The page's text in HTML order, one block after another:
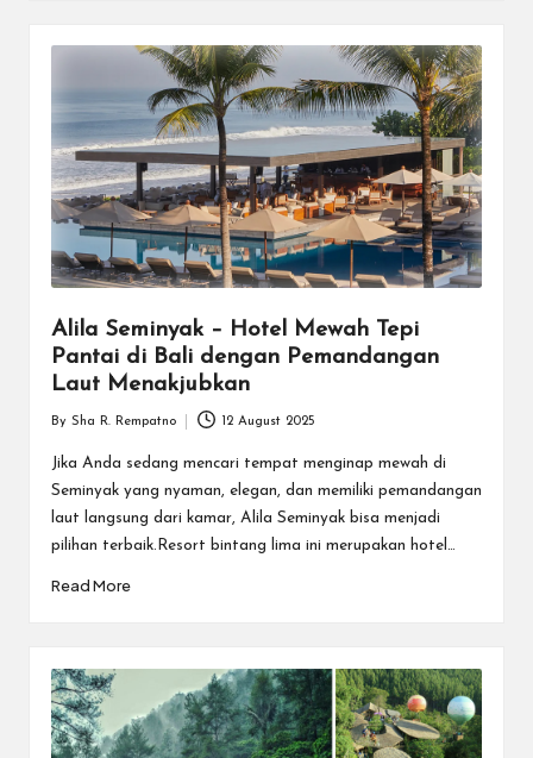
Alila Seminyak – Hotel Mewah Tepi
Pantai di Bali dengan Pemandangan
Laut Menakjubkan
by
By Sha R. Rempatno 12 August 2025
Jika Anda sedang mencari tempat menginap mewah di
Seminyak yang nyaman, elegan, dan memiliki pemandangan
laut langsung dari kamar, Alila Seminyak bisa menjadi
pilihan terbaik.Resort bintang lima ini merupakan hotel…
Read More